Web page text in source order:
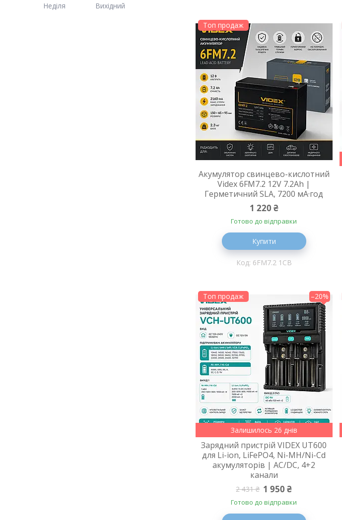
Топ продаж
Акумулятор свинцево-кислотний
Videx 6FM7.2 12V 7.2Ah |
Герметичний SLA, 7200 мА·год
1 220 ₴
Готово до відправки
Купити
6FM7.2 1CB
Топ продаж –20%
Залишилось 26 днів
Зарядний пристрій VIDEX UT600
для Li-ion, LiFePO4, Ni-MH/Ni-Cd
акумуляторів | AC/DC, 4+2
канали
2 431 ₴ 1 950 ₴
Готово до відправки
Неділя
Вихідний